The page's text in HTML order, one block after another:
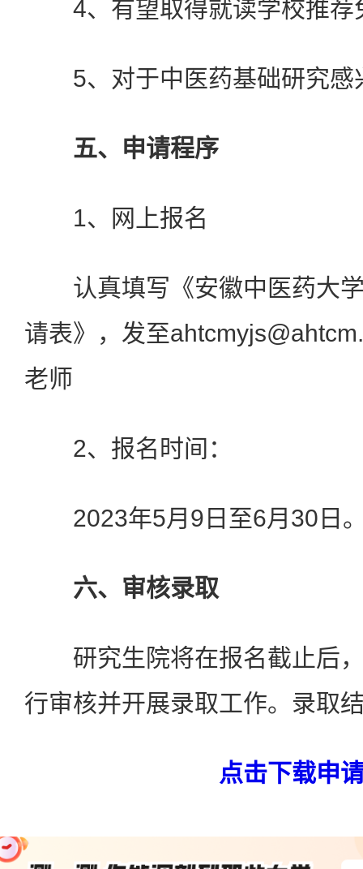
4、有望取得就读学校推荐
5、对于中医药基础研究感
五、申请程序
1、网上报名
认真填写《安徽中医药大学
请表》，发至
老师
2、报名时间：
2023年5月9日至6月30日
六、审核录取
研究生院将在报名截止后，
行审核并开展录取工作。录取
点击下载申